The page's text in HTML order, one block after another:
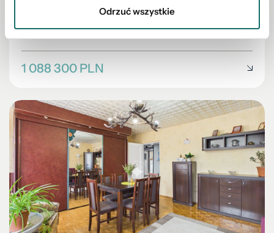
Odrzuć wszystkie
Antoniuk | Wiatrakowa | 108.83 m²
1 088 300 PLN